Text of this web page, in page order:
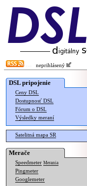
neprihlásený
DSL pripojenie
Ceny DSL
Dostupnosť DSL
Fórum o DSL
Výsledky meraní
Satelitná mapa SR
Merače
Speedmeter Merania
Pingmeter
Googlemeter